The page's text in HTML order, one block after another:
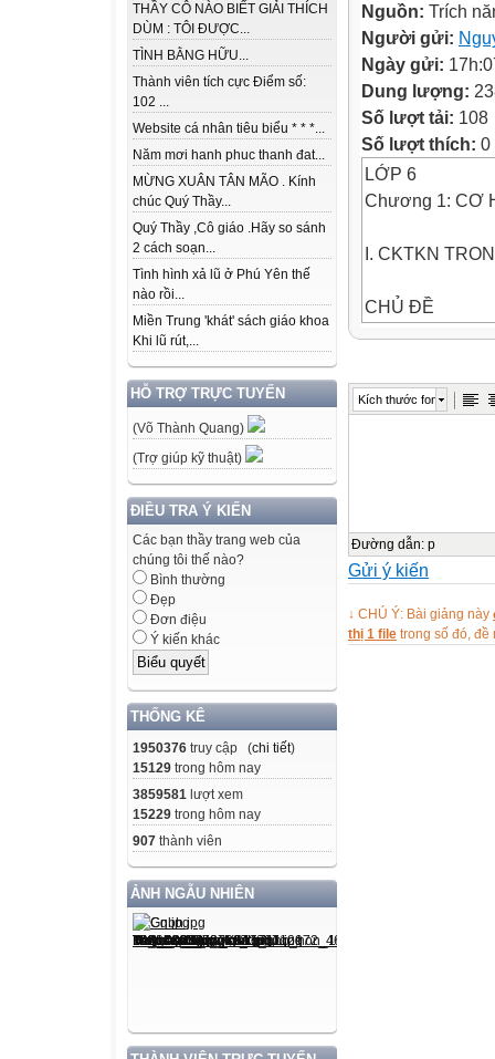
THẦY CÔ NÀO BIẾT GIẢI THÍCH
DÙM : TÔI ĐƯỢC...
TÌNH BẰNG HỮU...
Thành viên tích cực Điểm số:
102 ...
Website cá nhân tiêu biểu * * *...
Năm mơi hanh phuc thanh đat...
MỪNG XUÂN TÂN MÃO . Kính
chúc Quý Thầy...
Quý Thầy ,Cô giáo .Hãy so sánh
2 cách soạn...
Tình hình xả lũ ở Phú Yên thế
nào rồi...
Miền Trung 'khát' sách giáo khoa
Khi lũ rút,...
HỖ TRỢ TRỰC TUYẾN
(Võ Thành Quang)
(Trợ giúp kỹ thuật)
ĐIỀU TRA Ý KIẾN
Các bạn thầy trang web của
chúng tôi thế nào?
Bình thường
Đẹp
Đơn điệu
Ý kiến khác
THỐNG KÊ
1950376 truy cập (chi tiết)
15129 trong hôm nay
3859581 lượt xem
15229 trong hôm nay
907 thành viên
ẢNH NGẪU NHIÊN
Nguồn: Trích
Người gửi:
Ngày gửi:
Dung lượng:
Số lượt tải: 108
Số lượt thích: 0
LỚP 6
Chương 1: CƠ
I. CKTKN
CHỦ ĐỀ

1. Đo độ dài.
- Xác định
- Xác định được
không thấm
Chỉ dùng các
Kích thước font
Đường dẫn: p
Gửi ý kiến
↓ CHÚ Ý: Bài giảng này
thị 1 file trong số đó, đề